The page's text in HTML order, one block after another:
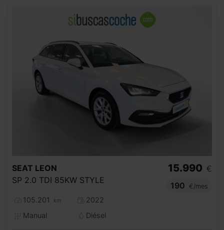
SEAT LEON
SP 2.0 TDI 85KW STYLE
105.201 km
2022
Manual
Diésel
15.990 €
190
€/mes